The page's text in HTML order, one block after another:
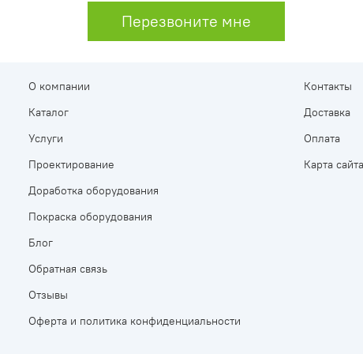
Перезвоните мне
О компании
Каталог
Услуги
Проектирование
Доработка оборудования
Покраска оборудования
Блог
Обратная связь
Отзывы
Оферта и политика конфиденциальности
Контакты
Доставка
Оплата
Карта сайта